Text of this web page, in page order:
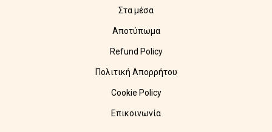
Στα μέσα
Αποτύπωμα
Refund Policy
Πολιτική Απορρήτου
Cookie Policy
Επικοινωνία